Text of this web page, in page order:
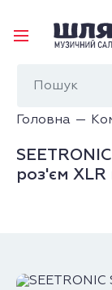
Головна
роз'єм